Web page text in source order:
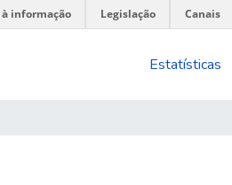
à informação Legislação Canais
Estatísticas